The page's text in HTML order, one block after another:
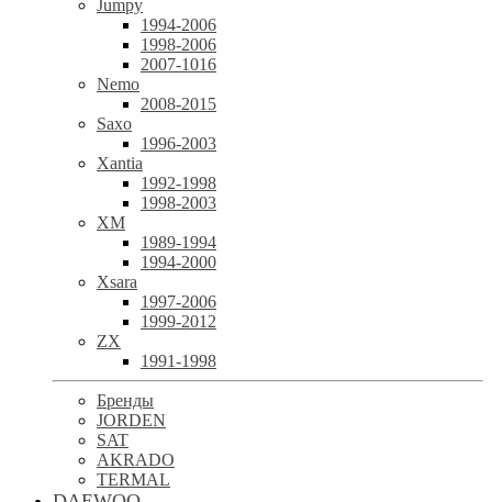
Jumpy
1994-2006
1998-2006
2007-1016
Nemo
2008-2015
Saxo
1996-2003
Xantia
1992-1998
1998-2003
XM
1989-1994
1994-2000
Xsara
1997-2006
1999-2012
ZX
1991-1998
Бренды
JORDEN
SAT
AKRADO
TERMAL